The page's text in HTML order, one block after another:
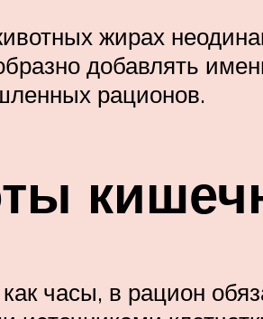
жирах
добавлять
рационов.
часы, в рацион